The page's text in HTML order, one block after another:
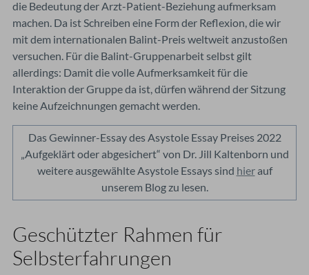
die Bedeutung der Arzt-Patient-Beziehung aufmerksam
machen. Da ist Schreiben eine Form der Reflexion, die wir
mit dem internationalen Balint-Preis weltweit anzustoßen
versuchen. Für die Balint-Gruppenarbeit selbst gilt
allerdings: Damit die volle Aufmerksamkeit für die
Interaktion der Gruppe da ist, dürfen während der Sitzung
keine Aufzeichnungen gemacht werden.
Das Gewinner-Essay des Asystole Essay Preises 2022
„Aufgeklärt oder abgesichert“ von Dr. Jill Kaltenborn und
weitere ausgewählte Asystole Essays sind hierauf
unserem Blog zu lesen.
Geschützter Rahmen für
Selbsterfahrungen